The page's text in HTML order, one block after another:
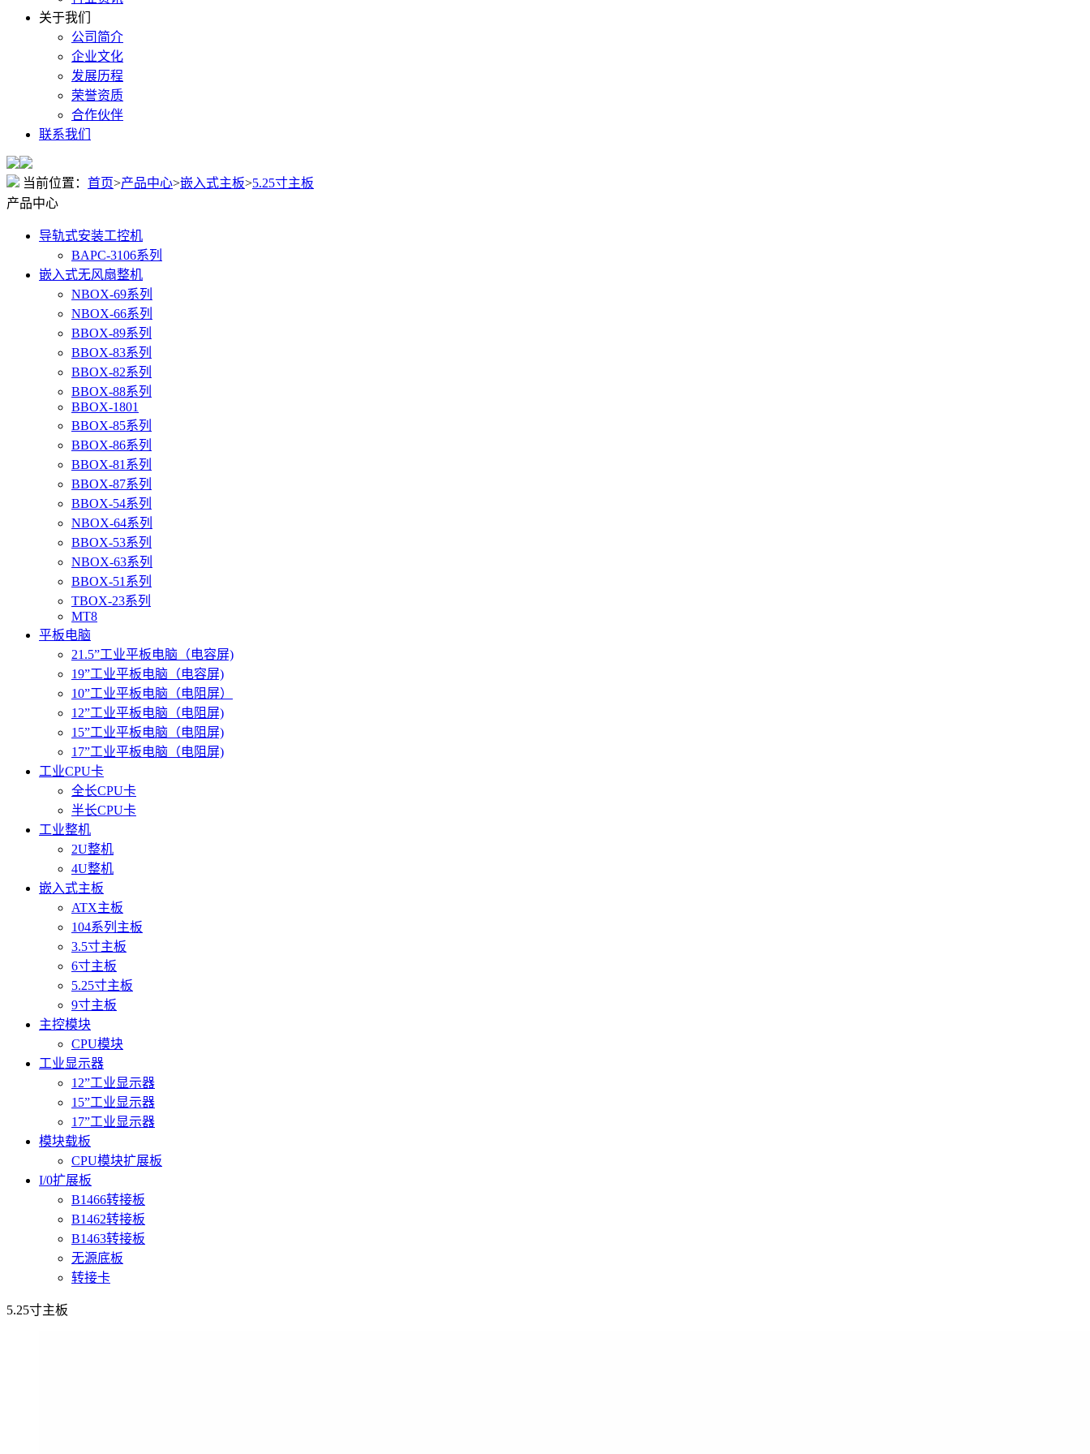
关于我们
公司简介
企业文化
发展历程
荣誉资质
合作伙伴
联系我们
当前位置： 首页>产品中心>嵌入式主板>5.25寸主板
产品中心
导轨式安装工控机
BAPC-3106系列
嵌入式无风扇整机
NBOX-69系列
NBOX-66系列
BBOX-89系列
BBOX-83系列
BBOX-82系列
BBOX-88系列
BBOX-1801
BBOX-85系列
BBOX-86系列
BBOX-81系列
BBOX-87系列
BBOX-54系列
NBOX-64系列
BBOX-53系列
NBOX-63系列
BBOX-51系列
TBOX-23系列
MT8
平板电脑
21.5”工业平板电脑（电容屏)
19”工业平板电脑（电容屏)
10”工业平板电脑（电阻屏）
12”工业平板电脑（电阻屏)
15”工业平板电脑（电阻屏)
17”工业平板电脑（电阻屏)
工业CPU卡
全长CPU卡
半长CPU卡
工业整机
2U整机
4U整机
嵌入式主板
ATX主板
104系列主板
3.5寸主板
6寸主板
5.25寸主板
9寸主板
主控模块
CPU模块
工业显示器
12”工业显示器
15”工业显示器
17”工业显示器
模块载板
CPU模块扩展板
I/0扩展板
B1466转接板
B1462转接板
B1463转接板
无源底板
转接卡
5.25寸主板